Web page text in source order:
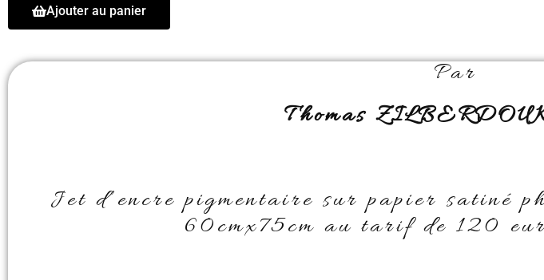
Ajouter au panier
Par
Thomas
Jet d’encre pigmentaire sur papier satiné
60cmx75cm au tarif de 120